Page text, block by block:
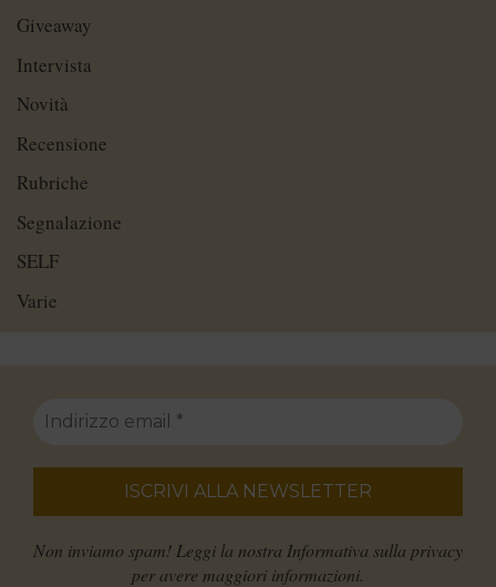
Giveaway
Intervista
Novità
Recensione
Rubriche
Segnalazione
SELF
Varie
Non inviamo spam! Leggi la nostra Informativa sulla privacy
per avere maggiori informazioni.